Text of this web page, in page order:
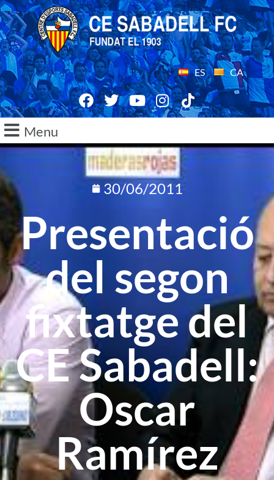
ES CA
Menu
30/06/2011
Presentació
del segon
fixtatge del
CE Sabadell:
Oscar
Ramírez